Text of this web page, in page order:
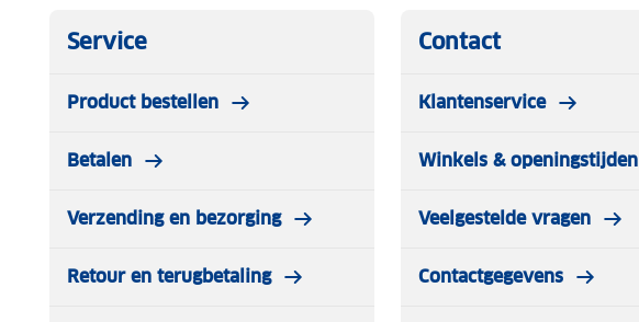
Service
Product bestellen
Betalen
Verzending en bezorging
Retour en terugbetaling
Contact
Klantenservice
Winkels & openingstijden
Veelgestelde vragen
Contactgegevens